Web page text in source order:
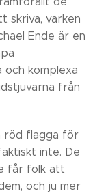
skriva, varken
Ende är en
och komplexa
från
röd flagga för
inte. De
får folk att
och ju mer